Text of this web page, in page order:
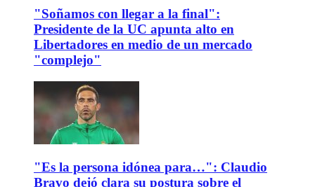
"Soñamos con llegar a la final":
Presidente de la UC apunta alto en
Libertadores en medio de un mercado
"complejo"
"Es la persona idónea para…": Claudio
Bravo dejó clara su postura sobre el